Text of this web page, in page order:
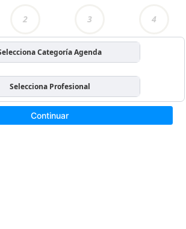
2 3 4
Categoría Agenda
Selecciona Profesional
Continuar